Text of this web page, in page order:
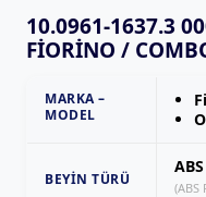
10.0961-1637.3
FIORINO /
MARKA –
MODEL
BEYIN TÜRÜ